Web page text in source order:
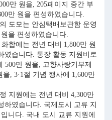
만 원을, 205페이지 중간 부
만 원을 편성하였습니다.
도모는 안심택배보관함 운영
을 편성하였습니다.
합에는 전년 대비 1,800만 원
였습니다. 통장 활동 지원비로
500만 원을, 고향사랑기부제
, 3·1절 기념 행사에 1,600만
지원에는 전년 대비 4,300만
하였습니다. 국제도시 교류 지
니다. 국내 도시 교류 지원에